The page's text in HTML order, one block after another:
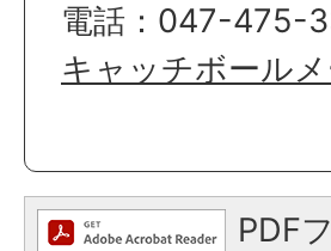
電話：047-475-
キャッチボール
PDF